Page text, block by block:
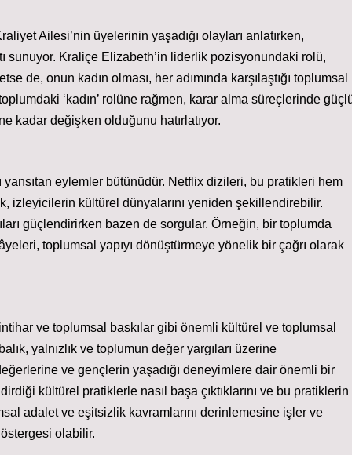
Ailesi’nin üyelerinin yaşadığı olayları anlatırken,
sunuyor. Kraliçe Elizabeth’in liderlik pozisyonundaki rolü,
de, onun kadın olması, her adımında karşılaştığı toplumsal
‘kadın’ rolüne rağmen, karar alma süreçlerinde
kadar değişken olduğunu hatırlatıyor.
eylemler bütünüdür. Netflix dizileri, bu pratikleri hem
izleyicilerin kültürel dünyalarını yeniden şekillendirebilir.
güçlendirirken bazen de sorgular. Örneğin, bir toplumda
toplumsal yapıyı dönüştürmeye yönelik bir çağrı olarak
ve toplumsal baskılar gibi önemli kültürel ve toplumsal
yalnızlık ve toplumun değer yargıları üzerine
ve gençlerin yaşadığı deneyimlere dair önemli bir
kültürel pratiklerle nasıl başa çıktıklarını ve bu pratiklerin
adalet ve eşitsizlik kavramlarını derinlemesine işler ve
olabilir.